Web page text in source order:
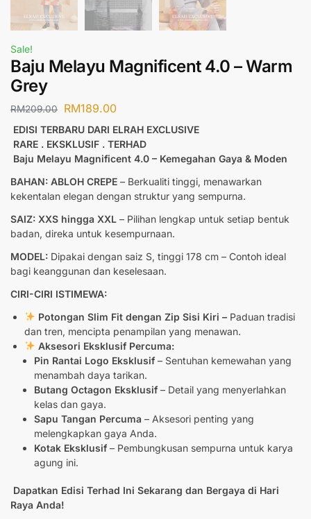
Sale!
Baju Melayu Magnificent 4.0 – Warm
Grey
RM209.00 RM189.00
EDISI TERBARU DARI ELRAH EXCLUSIVE
RARE . EKSKLUSIF . TERHAD
Baju Melayu Magnificent 4.0 – Kemegahan Gaya & Moden
BAHAN: ABLOH CREPE – Berkualiti tinggi, menawarkan
kekentalan elegan dengan struktur yang sempurna.
SAIZ: XXS hingga XXL – Pilihan lengkap untuk setiap bentuk
badan, direka untuk kesempurnaan.
MODEL: Dipakai dengan saiz S, tinggi 178 cm – Contoh ideal
bagi keanggunan dan keselesaan.
CIRI-CIRI ISTIMEWA:
Potongan Slim Fit dengan Zip Sisi Kiri –Paduan tradisi
dan tren, mencipta penampilan yang menawan.
Aksesori Eksklusif Percuma:
Pin Rantai Logo Eksklusif – Sentuhan kemewahan yang
menambah daya tarikan.
Butang Octagon Eksklusif – Detail yang menyerlahkan
kelas dan gaya.
Sapu Tangan Percuma – Aksesori penting yang
melengkapkan gaya Anda.
Kotak Eksklusif – Pembungkusan sempurna untuk karya
agung ini.
Dapatkan Edisi Terhad Ini Sekarang dan Bergaya di Hari
Raya Anda!